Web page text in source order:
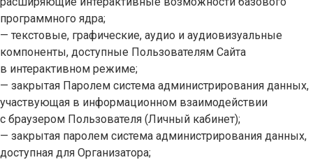
программного ядра;
— текстовые, графические, аудио и аудиовизуальные
компоненты, доступные Пользователям Сайта
в интерактивном режиме;
— закрытая Паролем система администрирования данных,
участвующая в информационном взаимодействии
с браузером Пользователя (Личный кабинет);
— закрытая паролем система администрирования данных,
доступная для Организатора;